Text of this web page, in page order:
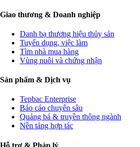
Giao thương & Doanh nghiệp
Danh bạ thương hiệu thủy sản
Tuyển dụng, việc làm
Tìm nhà mua hàng
Vùng nuôi và chứng nhận
Sản phẩm & Dịch vụ
Tepbac Enterprise
Báo cáo chuyên sâu
Quảng bá & truyền thông ngành
Nền tảng hợp tác
Hỗ trợ & Pháp lý